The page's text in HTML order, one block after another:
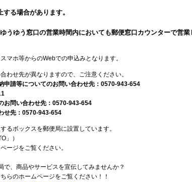
る場合があります。
うゆう窓口の営業時間内においても郵便窓口カウンターで営業
マホ等からのWebでの申込みとなります。
わせ先が異なりますので、ご注意ください。
申請等についてのお問い合わせ先：0570-943-654
お問い合わせ先：0570-943-654
せ先：0570-943-654
るボックスを郵便局に設置しています。
」）
ージをご覧ください。
で、商品やサービスを宣伝してみませんか？
らのホームページをご覧ください！！